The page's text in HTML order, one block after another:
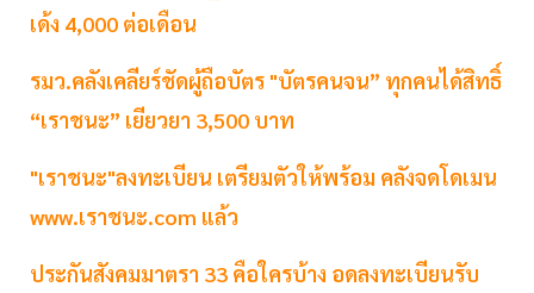
เด้ง 4,000 ต่อเดือน
รมว.คลังเคลียร์ชัดผู้ถือบัตร "บัตรคนจน” ทุกคนได้สิทธิ์
“เราชนะ” เยียวยา 3,500 บาท
"เราชนะ"ลงทะเบียน เตรียมตัวให้พร้อม คลังจดโดเมน
www.เราชนะ.com แล้ว
ประกันสังคมมาตรา 33 คือใครบ้าง อดลงทะเบียนรับ